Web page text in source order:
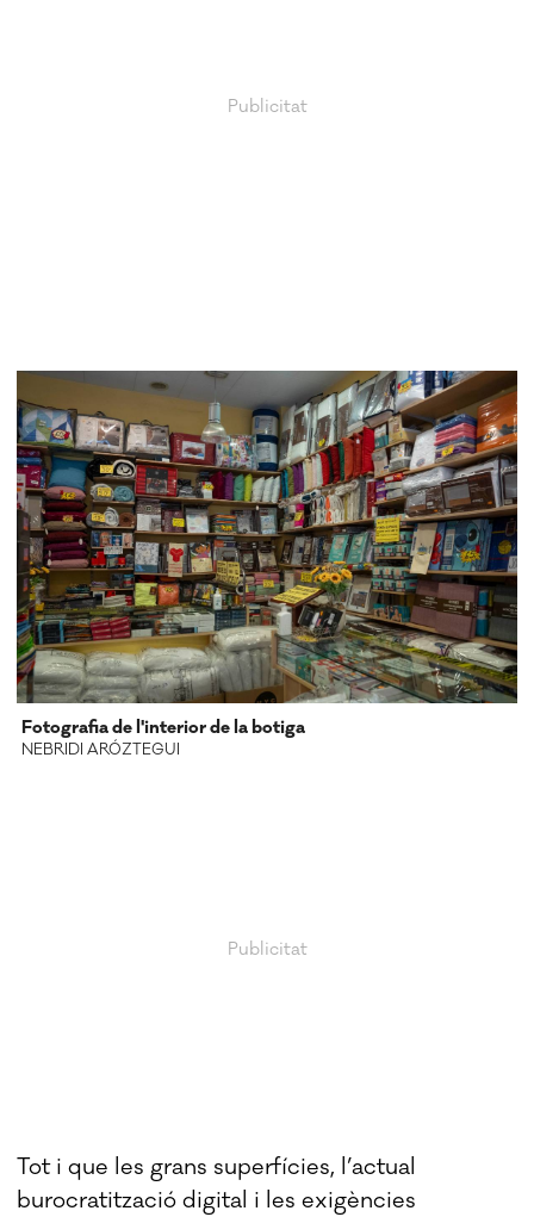
Fotografia de l'interior de la botiga
NEBRIDI ARÓZTEGUI
Tot i que les grans superfícies, l’actual
burocratització digital i les exigències